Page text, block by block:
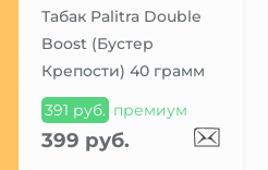
Табак Palitra Double
Boost (Бустер
Крепости) 40 грамм
391 руб. премиум
399 руб.